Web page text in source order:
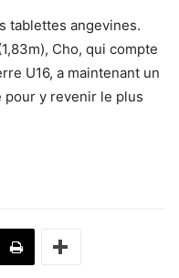
tablettes angevines.
Cho, qui compte
U16, a maintenant un
pour y revenir le plus